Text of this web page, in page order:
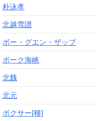
朴泳孝
北越雪譜
ボー・グエン・ザップ
ポーク海峡
北魏
北元
ボクサー[種]